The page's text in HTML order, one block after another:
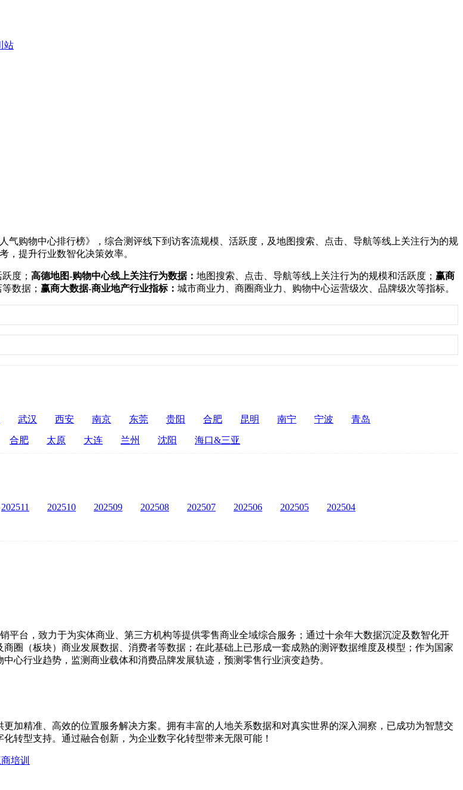
站
购物中心排行榜》，综合测评线下到访客流规模、活跃度，及地图搜索、点击、导航等线上关注行为的规
，提升行业数智化决策效率。
度； 高德地图-购物中心线上关注行为数据： 地图搜索、点击、导航等线上关注行为的规模和活跃度； 赢商
数据； 赢商大数据-商业地产行业指标： 城市商业力、商圈商业力、购物中心运营级次、品牌级次等指标。
武汉 西安 南京 东莞 贵阳 合肥 昆明 南宁 宁波 青岛
合肥 太原 大连 兰州 沈阳 海口&三亚
202511 202510 202509 202508 202507 202506 202505 202504
平台，致力于为实体商业、第三方机构等提供零售商业全域综合服务；通过十余年大数据沉淀及数智化开
圈（板块）商业发展数据、消费者等数据；在此基础上已形成一套成熟的测评数据维度及模型；作为国家
心行业趋势，监测商业载体和消费品牌发展轨迹，预测零售行业演变趋势。
加精准、高效的位置服务解决方案。拥有丰富的人地关系数据和对真实世界的深入洞察，已成功为智慧交
转型支持。通过融合创新，为企业数字化转型带来无限可能！
培训